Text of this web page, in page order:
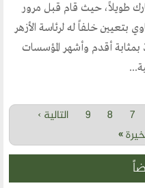
طويلاً، حيث قام قبل مرور
خلفاً له لرئاسة الأزهر
أقدم وأشهر المؤسسات
7
8
9
التالية ›
»